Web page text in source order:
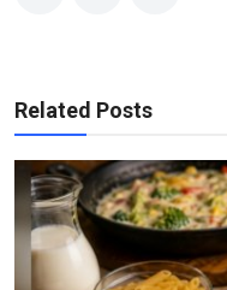
Related Posts